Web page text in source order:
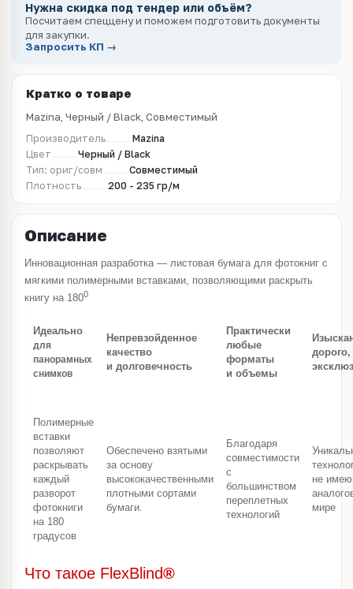
Нужна скидка под тендер или объём?
Посчитаем спеццену и поможем подготовить документы
для закупки.
Запросить КП →
Кратко о товаре
Mazina, Черный / Black, Совместимый
Производитель
Mazina
Цвет
Черный / Black
Тип: ориг/совм
Совместимый
Плотность
200 - 235 гр/м
Описание
Инновационная разработка — листовая бумага для фотокниг с
мягкими полимерными вставками, позволяющими раскрыть
книгу на 1800
Идеально
для
панорамных
снимков
Непревзойденное
качество
и долговечность
Практически
любые
форматы
и объемы
дорого,
Полимерные
вставки
позволяют
раскрывать
каждый
разворот
фотокниги
на 180
градусов
Обеспечено взятыми
за основу
высококачественными
плотными сортами
бумаги.
Благодаря
совместимости
с
большинством
переплетных
технологий
не
мире
Что такое FlexBlind®